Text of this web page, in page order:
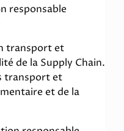
responsable
transport et
de la Supply Chain.
transport et
et de la